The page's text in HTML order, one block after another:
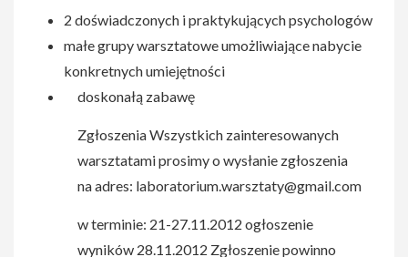
2 doświadczonych i praktykujących psychologów
małe grupy warsztatowe umożliwiające nabycie
konkretnych umiejętności
doskonałą zabawę
Zgłoszenia Wszystkich zainteresowanych
warsztatami prosimy o wysłanie zgłoszenia
na adres: laboratorium.warsztaty@gmail.com
w terminie: 21-27.11.2012 ogłoszenie
wyników 28.11.2012 Zgłoszenie powinno